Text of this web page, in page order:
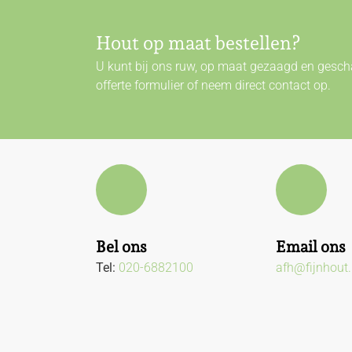
Hout op maat bestellen?
U kunt bij ons ruw, op maat gezaagd en
offerte formulier of neem direct contactop.
Bel ons
Tel: 020-6882100
Email ons